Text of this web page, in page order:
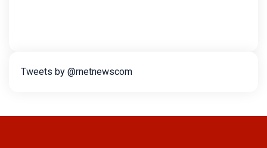
Tweets by @rnetnewscom